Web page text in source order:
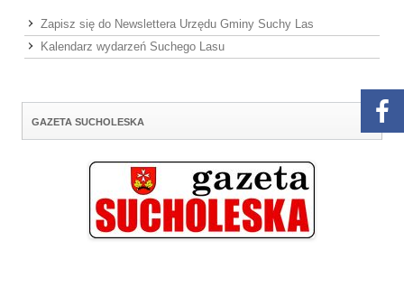
Zapisz się do Newslettera Urzędu Gminy Suchy Las
Kalendarz wydarzeń Suchego Lasu
GAZETA SUCHOLESKA